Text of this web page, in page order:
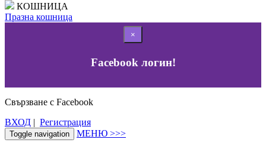
КОШНИЦА
Празна кошница
×
Facebook логин!
Свързване с Facebook
ВХОД | Регистрация
Toggle navigation МЕНЮ >>>